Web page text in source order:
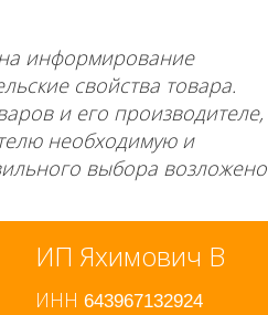
информирование
свойства товара.
и его производителе,
необходимую и
выбора возложено
ИП Яхимович В
ИНН 643967132924